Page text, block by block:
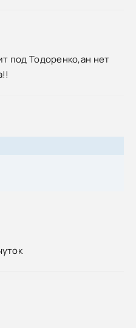
под Тодоренко,ан нет